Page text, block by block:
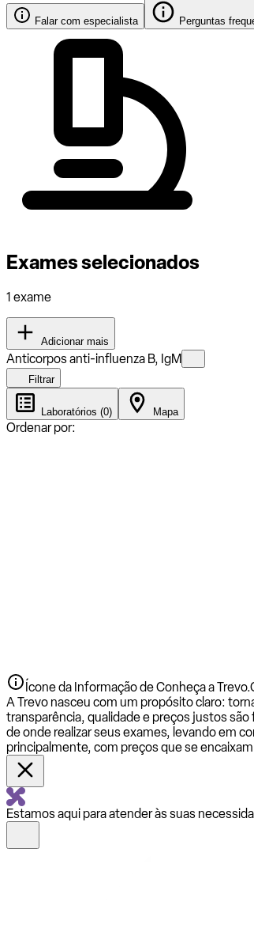
Falar com especialista Perguntas
Exames selecionados
1 exame
Adicionar mais
Anticorpos anti-influenza B, IgM
Filtrar
Laboratórios (0) Mapa
Ordenar por:
Ícone da Informação de Conheça a Trevo.
A Trevo nasceu com um propósito claro:
transparência, qualidade e preços justos
de onde realizar seus exames, levando em
principalmente, com preços que se
Estamos aqui para atender às suas